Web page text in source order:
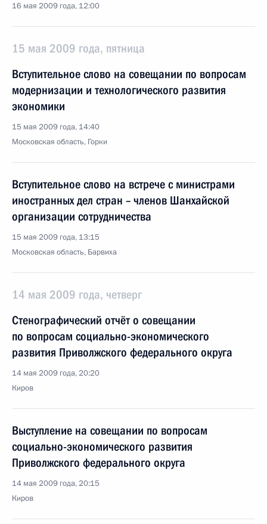
16 мая 2009 года, 12:00
15 мая 2009 года, пятница
Вступительное слово на совещании по вопросам
модернизации и технологического развития
экономики
15 мая 2009 года, 14:40
Московская область, Горки
Вступительное слово на встрече с министрами
иностранных дел стран – членов Шанхайской
организации сотрудничества
15 мая 2009 года, 13:15
Московская область, Барвиха
14 мая 2009 года, четверг
Стенографический отчёт о совещании
по вопросам социально-экономического
развития Приволжского федерального округа
14 мая 2009 года, 20:20
Киров
Выступление на совещании по вопросам
социально-экономического развития
Приволжского федерального округа
14 мая 2009 года, 20:15
Киров